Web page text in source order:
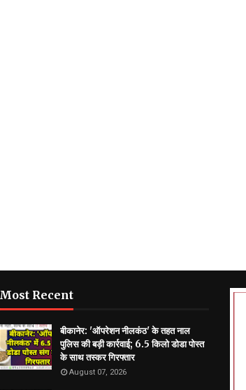
Most Recent
बीकानेर: 'ऑपरेशन नीलकंठ' के तहत नाल
पुलिस की बड़ी कार्रवाई; 6.5 किलो डोडा पोस्त
के साथ तस्कर गिरफ्तार
August 07, 2026